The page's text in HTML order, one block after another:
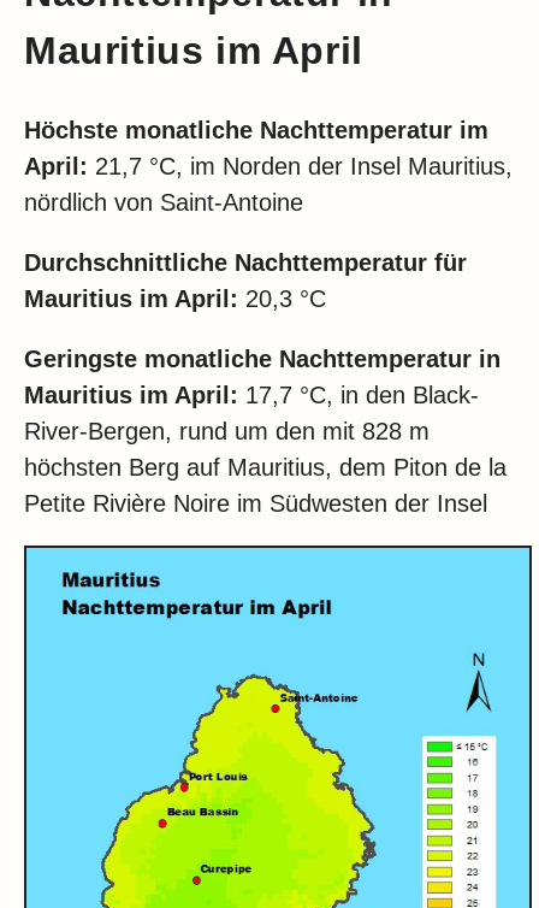
Mauritius im April
Höchste monatliche Nachttemperatur im
April: 21,7 °C, im Norden der Insel Mauritius,
nördlich von Saint-Antoine
Durchschnittliche Nachttemperatur für
Mauritius im April: 20,3 °C
Geringste monatliche Nachttemperatur in
Mauritius im April: 17,7 °C, in den Black-
River-Bergen, rund um den mit 828 m
höchsten Berg auf Mauritius, dem Piton de la
Petite Rivière Noire im Südwesten der Insel